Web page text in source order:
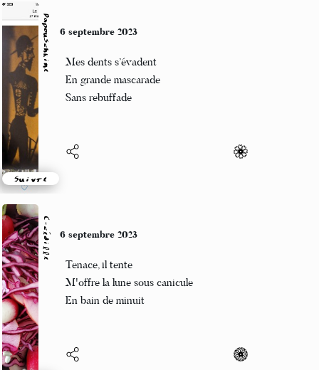
Papouschkine
Suivre
6 septembre 2023
Mes dents s’évadent
En grande mascarade
Sans rebuffade
C-cédille 6 septembre 2023
Tenace, il tente
M'offre la lune sous canicule
En bain de minuit